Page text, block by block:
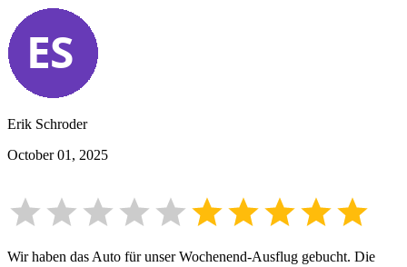
Erik Schroder
October 01, 2025
Wir haben das Auto für unser Wochenend-Ausflug gebucht. Die